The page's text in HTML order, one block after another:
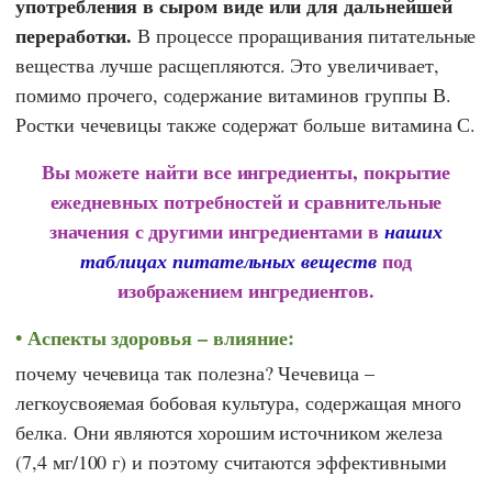
переработки. В процессе проращивания питательные
вещества лучше расщепляются. Это увеличивает,
помимо прочего, содержание витаминов группы В.
Ростки чечевицы также содержат больше витамина С.
Вы можете найти все ингредиенты, покрытие
ежедневных потребностей и сравнительные
значения с другими ингредиентами внаших
таблицах питательных веществпод
изображением ингредиентов.
Аспекты здоровья – влияние:
почему чечевица так полезна? Чечевица –
легкоусвояемая бобовая культура, содержащая много
белка. Они являются хорошим источником железа
(7,4 мг/100 г) и поэтому считаются эффективными